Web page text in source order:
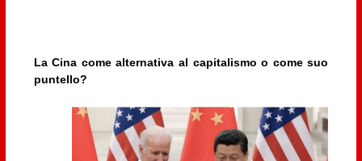
La Cina come alternativa al capitalismo o come suo
puntello?